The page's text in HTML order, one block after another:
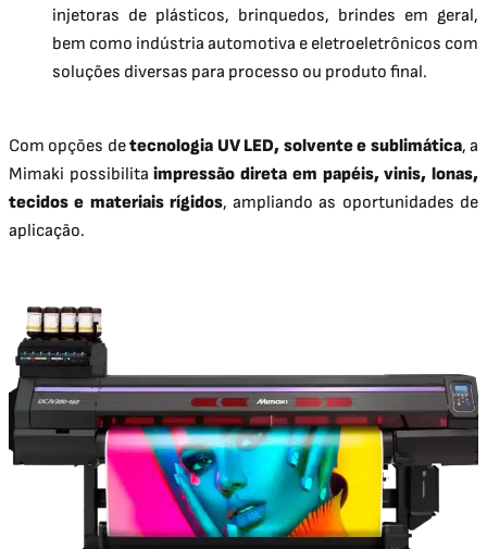
injetoras de plásticos, brinquedos, brindes em geral,
bem como indústria automotiva e eletroeletrônicos com
soluções diversas para processo ou produto final.
Com opções detecnologia UV LED, solvente e sublimática, a
Mimaki possibilitaimpressão direta em papéis, vinis, lonas,
tecidos e materiais rígidos, ampliando as oportunidades de
aplicação.